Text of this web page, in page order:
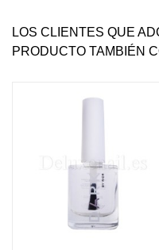
LOS CLIENTES QUE
PRODUCTO TAMBIÉN